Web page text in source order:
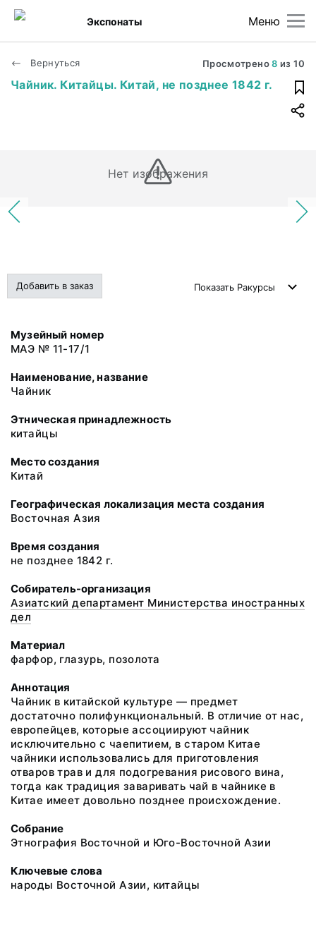
Меню
Экспонаты
Вернуться Просмотрено8 из10
Чайник. Китайцы. Китай, не позднее 1842 г.
Нет изображения
Добавить в заказ Показать Ракурсы
Музейный номер
МАЭ № 11-17/1
Наименование, название
Чайник
Этническая принадлежность
китайцы
Место создания
Китай
Географическая локализация места создания
Восточная Азия
Время создания
не позднее 1842 г.
Собиратель-организация
Азиатский департамент Министерства иностранных
дел
Материал
фарфор, глазурь, позолота
Аннотация
Чайник в китайской культуре — предмет
достаточно полифункциональный. В отличие от нас,
европейцев, которые ассоциируют чайник
исключительно с чаепитием, в старом Китае
чайники использовались для приготовления
отваров трав и для подогревания рисового вина,
тогда как традиция заваривать чай в чайнике в
Китае имеет довольно позднее происхождение.
Собрание
Этнография Восточной и Юго-Восточной Азии
Ключевые слова
народы Восточной Азии, китайцы